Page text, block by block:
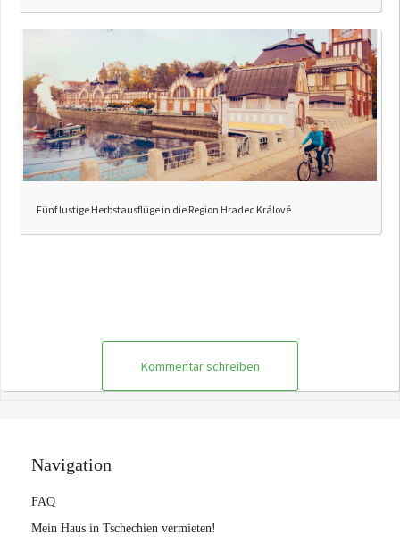
Fünf lustige Herbstausflüge in die Region Hradec Králové
Kommentar schreiben
Navigation
FAQ
Mein Haus in Tschechien vermieten!